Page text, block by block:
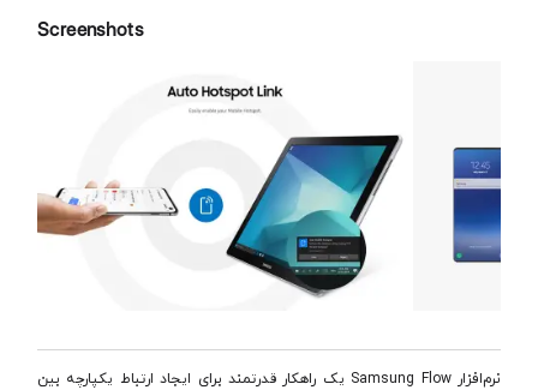
Screenshots
نرم‌افزار Samsung Flow یک راهکار قدرتمند برای ایجاد ارتباط یکپارچه بین